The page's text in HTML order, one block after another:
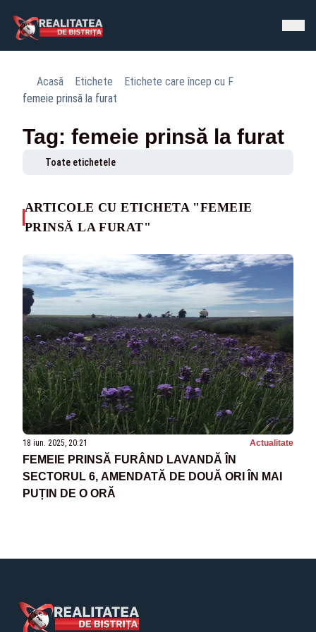
Acasă Etichete
Etichete care încep cu F
femeie prinsă la furat
Tag: femeie prinsă la furat
Toate etichetele
ARTICOLE CU ETICHETA "FEMEIE
PRINSĂ LA FURAT"
18 iun. 2025, 20:21 Actualitate
FEMEIE PRINSĂ FURÂND LAVANDĂ ÎN
SECTORUL 6, AMENDATĂ DE DOUĂ ORI ÎN MAI
PUȚIN DE O ORĂ